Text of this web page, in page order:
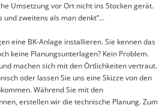
Umsetzung vor Ort nicht ins Stocken gerät.
und zweitens als man denkt“…
eine BK-Anlage installieren. Sie kennen das
keine Planungsunterlagen? Kein Problem.
machen sich mit den Örtlichkeiten vertraut.
oder lassen Sie uns eine Skizze von den
Während Sie mit den
erstellen wir die technische Planung. Zum